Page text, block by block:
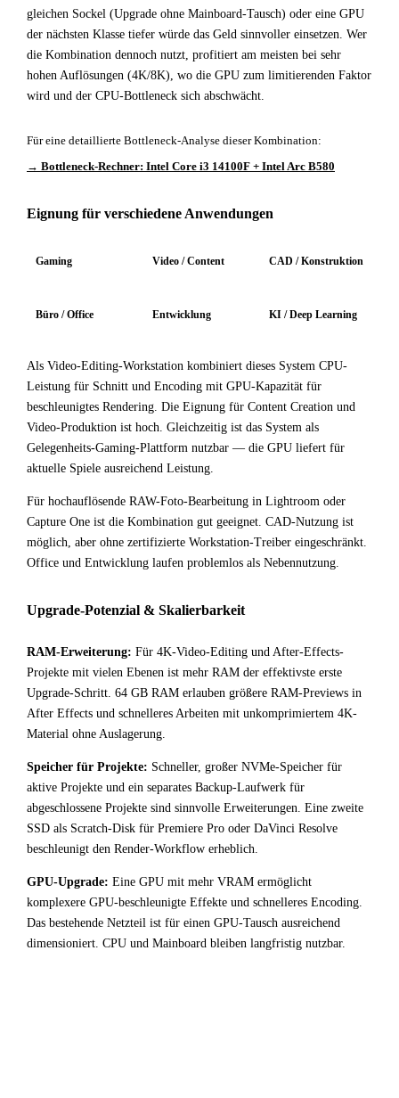
gleichen Sockel (Upgrade ohne Mainboard-Tausch) oder eine GPU
der nächsten Klasse tiefer würde das Geld sinnvoller einsetzen. Wer
die Kombination dennoch nutzt, profitiert am meisten bei sehr
hohen Auflösungen (4K/8K), wo die GPU zum limitierenden Faktor
wird und der CPU-Bottleneck sich abschwächt.
Für eine detaillierte Bottleneck-Analyse dieser Kombination:
→ Bottleneck-Rechner: Intel Core i3 14100F + Intel Arc B580
Eignung für verschiedene Anwendungen
Gaming Video / Content CAD / Konstruktion
Büro / Office Entwicklung KI / Deep Learning
Als Video-Editing-Workstation kombiniert dieses System CPU-
Leistung für Schnitt und Encoding mit GPU-Kapazität für
beschleunigtes Rendering. Die Eignung für Content Creation und
Video-Produktion ist hoch. Gleichzeitig ist das System als
Gelegenheits-Gaming-Plattform nutzbar — die GPU liefert für
aktuelle Spiele ausreichend Leistung.
Für hochauflösende RAW-Foto-Bearbeitung in Lightroom oder
Capture One ist die Kombination gut geeignet. CAD-Nutzung ist
möglich, aber ohne zertifizierte Workstation-Treiber eingeschränkt.
Office und Entwicklung laufen problemlos als Nebennutzung.
Upgrade-Potenzial & Skalierbarkeit
RAM-Erweiterung: Für 4K-Video-Editing und After-Effects-
Projekte mit vielen Ebenen ist mehr RAM der effektivste erste
Upgrade-Schritt. 64 GB RAM erlauben größere RAM-Previews in
After Effects und schnelleres Arbeiten mit unkomprimiertem 4K-
Material ohne Auslagerung.
Speicher für Projekte: Schneller, großer NVMe-Speicher für
aktive Projekte und ein separates Backup-Laufwerk für
abgeschlossene Projekte sind sinnvolle Erweiterungen. Eine zweite
SSD als Scratch-Disk für Premiere Pro oder DaVinci Resolve
beschleunigt den Render-Workflow erheblich.
GPU-Upgrade: Eine GPU mit mehr VRAM ermöglicht
komplexere GPU-beschleunigte Effekte und schnelleres Encoding.
Das bestehende Netzteil ist für einen GPU-Tausch ausreichend
dimensioniert. CPU und Mainboard bleiben langfristig nutzbar.